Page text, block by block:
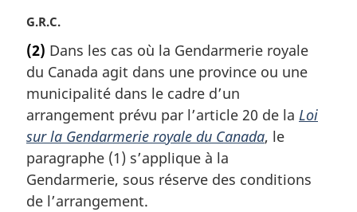
e
N
t
e
m
a
g
i
n
a
G.R.C.
(2) Dans les cas où la Gendarmerie royale
du Canada agit dans une province ou une
municipalité dans le cadre d’un
arrangement prévu par l’article 20 de la Loi
sur la Gendarmerie royale du Canada, le
paragraphe (1) s’applique à la
Gendarmerie, sous réserve des conditions
de l’arrangement.